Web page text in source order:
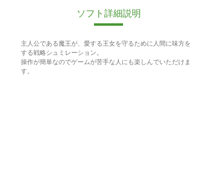
ソフト詳細説明
主人公である魔王が、愛する王女を守るために人間に味方を
する戦略シュミレーション。
操作が簡単なのでゲームが苦手な人にも楽しんでいただけま
す。